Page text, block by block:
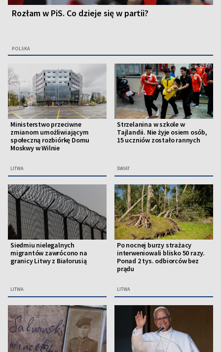
Rozłam w PiS. Co dzieje się w partii?
POLSKA
Ministerstwo przeciwne
zmianom umożliwiającym
społeczną rozbiórkę Domu
Moskwy w Wilnie
LITWA
Strzelanina w szkole w
Tajlandii. Nie żyje osiem osób,
15 uczniów zostało rannych
ŚWIAT
Siedmiu nielegalnych
migrantów zawrócono na
granicy Litwy z Białorusią
LITWA
Po nocnej burzy strażacy
interweniowali blisko 50 razy.
Ponad 2 tys. odbiorców bez
prądu
LITWA